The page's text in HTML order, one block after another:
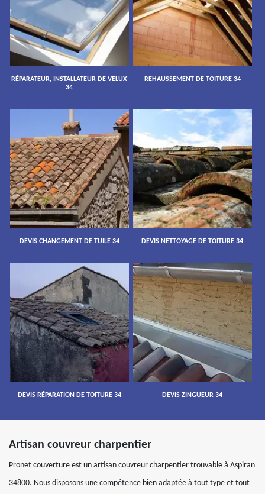
RÉPARATEUR, INSTALLATEUR DE VELUX
34
REHAUSSEMENT DE TOITURE 34
DEVIS CHANGEMENT DE TUILE 34 DEVIS NETTOYAGE DE TOITURE 34
DEVIS RÉPARATION DE TOITURE 34 DEVIS ZINGUEUR 34
Artisan couvreur charpentier
Pronet couverture est un artisan couvreur charpentier trouvable à Aspiran
34800. Nous disposons une compétence bien adaptée à tout type et tout